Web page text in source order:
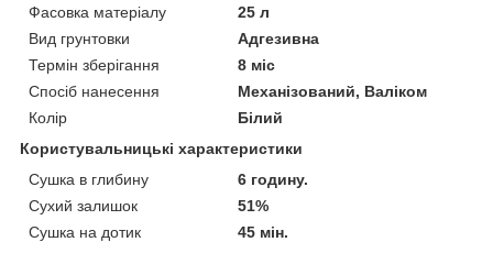
Фасовка матеріалу
25 л
Вид грунтовки
Адгезивна
Термін зберігання
8 міс
Спосіб нанесення
Механізований, Валіком
Колір
Білий
Користувальницькі характеристики
Сушка в глибину
6 годину.
Сухий залишок
51%
Сушка на дотик
45 мін.